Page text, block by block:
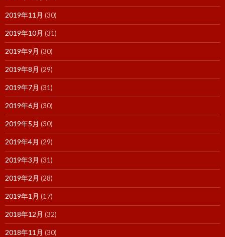
2019年11月 (30)
2019年10月 (31)
2019年9月 (30)
2019年8月 (29)
2019年7月 (31)
2019年6月 (30)
2019年5月 (30)
2019年4月 (29)
2019年3月 (31)
2019年2月 (28)
2019年1月 (17)
2018年12月 (32)
2018年11月 (30)